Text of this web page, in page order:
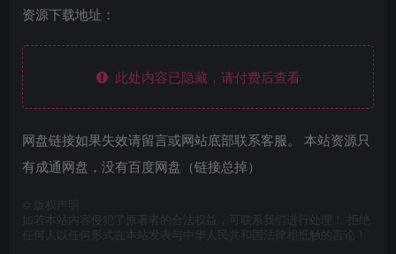
资源下载地址：
此处内容已隐藏，请付费后查看
网盘链接如果失效请留言或网站底部联系客服。 本站资源只
有成通网盘，没有百度网盘（链接总掉）
版权声明
如若本站内容侵犯了原著者的合法权益，可联系我们进行处理！ 拒绝
任何人以任何形式在本站发表与中华人民共和国法律相抵触的言论！